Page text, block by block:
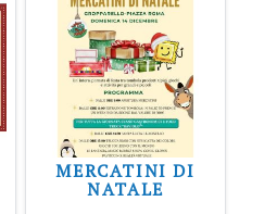
MERCATINI DI
NATALE